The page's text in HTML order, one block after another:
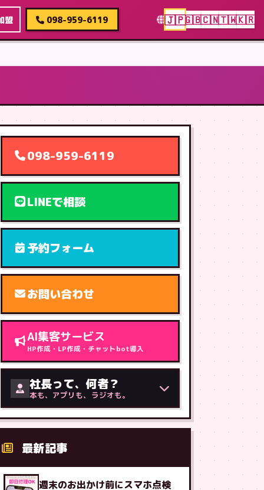
盟 098-959-6119 🇯🇵🇬🇧🇨🇳🇹🇼🇰🇷
098-959-6119
LINEで相談
予約フォーム
お問い合わせ
AI集客サービス
HP作成・LP作成・チャットbot導入
社長って、何者？
本も、アプリも、ラジオも。
最新記事
週末のお出かけ前にスマホ点検